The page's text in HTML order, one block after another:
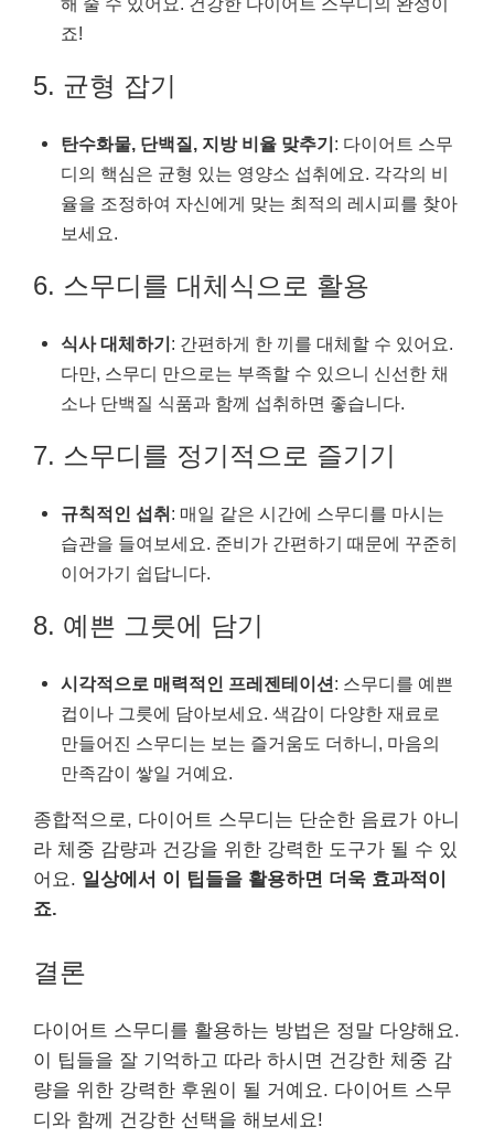
죠!
5. 균형 잡기
탄수화물, 단백질, 지방 비율 맞추기: 다이어트 스무
디의 핵심은 균형 있는 영양소 섭취에요. 각각의 비
율을 조정하여 자신에게 맞는 최적의 레시피를 찾아
보세요.
6. 스무디를 대체식으로 활용
식사 대체하기: 간편하게 한 끼를 대체할 수 있어요.
다만, 스무디 만으로는 부족할 수 있으니 신선한 채
소나 단백질 식품과 함께 섭취하면 좋습니다.
7. 스무디를 정기적으로 즐기기
규칙적인 섭취: 매일 같은 시간에 스무디를 마시는
습관을 들여보세요. 준비가 간편하기 때문에 꾸준히
이어가기 쉽답니다.
8. 예쁜 그릇에 담기
시각적으로 매력적인 프레젠테이션: 스무디를 예쁜
컵이나 그릇에 담아보세요. 색감이 다양한 재료로
만들어진 스무디는 보는 즐거움도 더하니, 마음의
만족감이 쌓일 거예요.
종합적으로, 다이어트 스무디는 단순한 음료가 아니
라 체중 감량과 건강을 위한 강력한 도구가 될 수 있
어요. 일상에서 이 팁들을 활용하면 더욱 효과적이
죠.
결론
다이어트 스무디를 활용하는 방법은 정말 다양해요.
이 팁들을 잘 기억하고 따라 하시면 건강한 체중 감
량을 위한 강력한 후원이 될 거예요. 다이어트 스무
디와 함께 건강한 선택을 해보세요!